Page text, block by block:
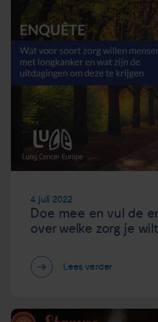
4 juli 2022
Doe mee en vul de
over welke zorg je
Lees verder